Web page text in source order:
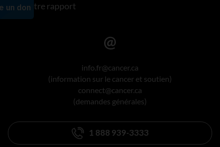
Lire notre rapport
info.fr@cancer.ca
(information sur le cancer et soutien)
connect@cancer.ca
(demandes générales)
1 888 939-3333